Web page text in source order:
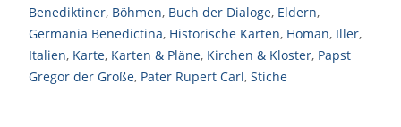
Benediktiner, Böhmen, Buch der Dialoge, Eldern,
Germania Benedictina, Historische Karten, Homan, Iller,
Italien, Karte, Karten & Pläne, Kirchen & Kloster, Papst
Gregor der Große, Pater Rupert Carl, Stiche